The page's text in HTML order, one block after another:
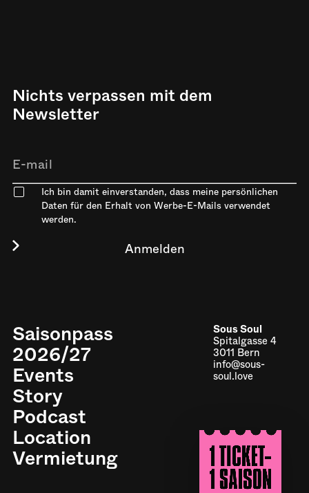
Nichts verpassen mit dem
Newsletter
Ich bin damit einverstanden, dass meine persönlichen
Daten für den Erhalt von Werbe-E-Mails verwendet
werden.
Saisonpass
2026/27
Events
Story
Podcast
Location
Vermietung
Sous Soul
Spitalgasse 4
3011 Bern
info@sous-
soul.love
Impressum
Datenschutz